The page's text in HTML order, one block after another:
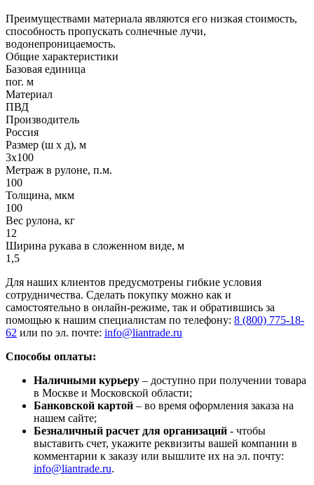
Преимуществами материала являются его низкая стоимость,
способность пропускать солнечные лучи,
водонепроницаемость.
Общие характеристики
Базовая единица
пог. м
Материал
ПВД
Производитель
Россия
Размер (ш х д), м
3х100
Метраж в рулоне, п.м.
100
Толщина, мкм
100
Вес рулона, кг
12
Ширина рукава в сложенном виде, м
1,5
Для наших клиентов предусмотрены гибкие условия
сотрудничества. Сделать покупку можно как и
самостоятельно в онлайн-режиме, так и обратившись за
помощью к нашим специалистам по телефону: 8 (800) 775-18-
62 или по эл. почте: info@liantrade.ru
Способы оплаты:
Наличными курьеру – доступно при получении товара
в Москве и Московской области;
Банковской картой – во время оформления заказа на
нашем сайте;
Безналичный расчет для организаций - чтобы
выставить счет, укажите реквизиты вашей компании в
комментарии к заказу или вышлите их на эл. почту:
info@liantrade.ru.